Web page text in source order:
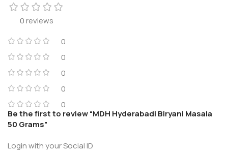
0 reviews
0
0
0
0
0
Be the first to review “MDH Hyderabadi Biryani Masala
50 Grams”
Login with your Social ID